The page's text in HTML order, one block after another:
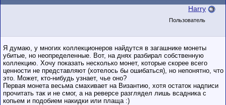
Harry
Пользователь
Я думаю, у многих коллекционеров найдутся в загашнике монеты
убитые, но неопределенные. Вот, на днях разбирал собственную
коллекцию. Хочу показать несколько монет, которые скорее всего
ценности не представляют (хотелось бы ошибаться), но непонятно, что
это. Может, кто-нибудь узнает, чье оно?
Первая монета весьма смахивает на Византию, хотя остаток надписи
прочитать так и не смог, а на реверсе разглядел лишь всадника с
копьем и подобием накидки или плаща :)